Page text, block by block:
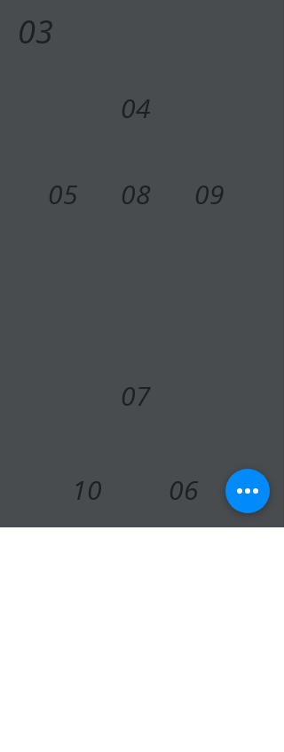
03
04
05 08 09
07
10 06